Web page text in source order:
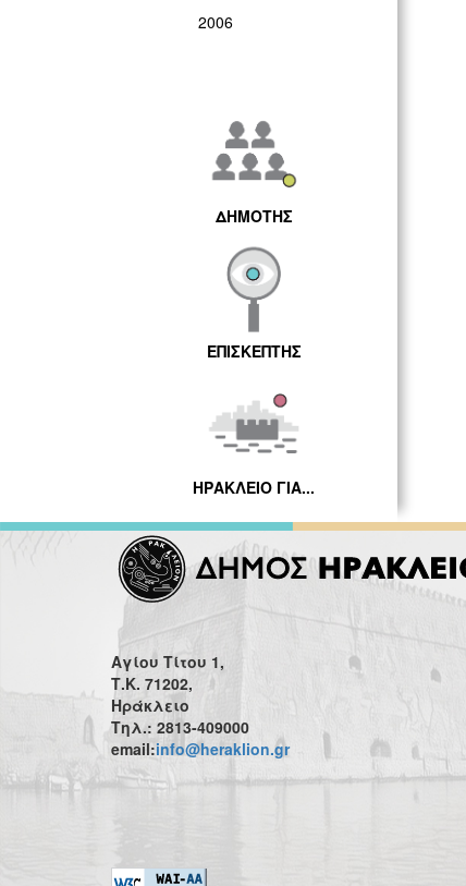
2006
ΔΗΜΟΤΗΣ
ΕΠΙΣΚΕΠΤΗΣ
ΗΡΑΚΛΕΙΟ ΓΙΑ...
Αγίου Τίτου 1,
Τ.Κ. 71202,
Ηράκλειο
Τηλ.: 2813-409000
email:info@heraklion.gr